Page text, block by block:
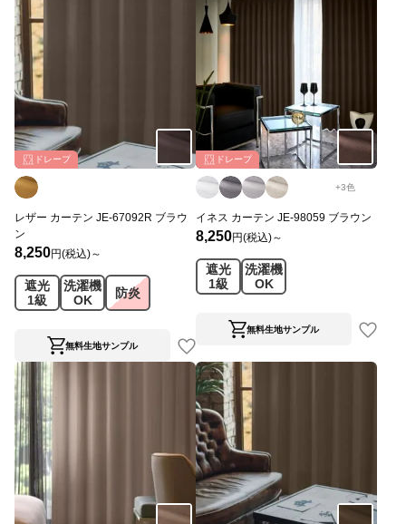
ドレープ
レザー カーテン JE-67092R ブラウ
ン
8,250円(税込)～
遮光
1級
洗濯機
OK
防炎
無料生地サンプル
ドレープ
+3色
イネス カーテン JE-98059 ブラウン
8,250円(税込)～
遮光
1級
洗濯機
OK
無料生地サンプル